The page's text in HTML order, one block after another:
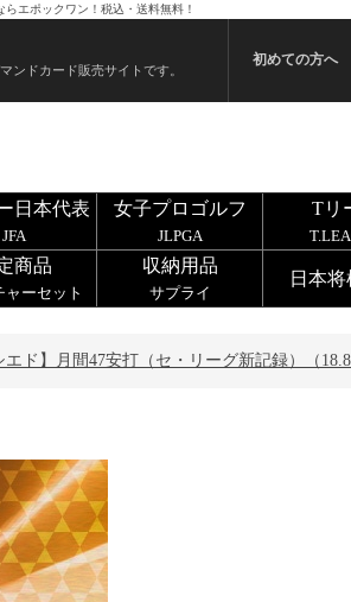
エポックワン！税込・送料無料！
ンドカード販売サイトです。
初めての方へ
日本代表
JFA
女子プロゴルフ
JLPGA
Tリ
商品
ャーセット
収納用品
サプライ
日本
エド】月間47安打（セ・リーグ新記録）（